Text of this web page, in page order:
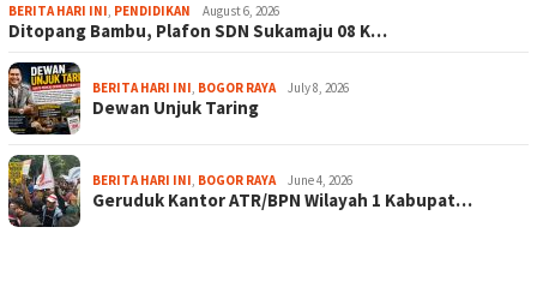
BERITA HARI INI PENDIDIKAN August 6, 2026
Ditopang Bambu, Plafon SDN Sukamaju 08 K…
BERITA HARI INI BOGOR RAYA July 8, 2026
Dewan Unjuk Taring
BERITA HARI INI BOGOR RAYA June 4, 2026
Geruduk Kantor ATR/BPN Wilayah 1 Kabupat…